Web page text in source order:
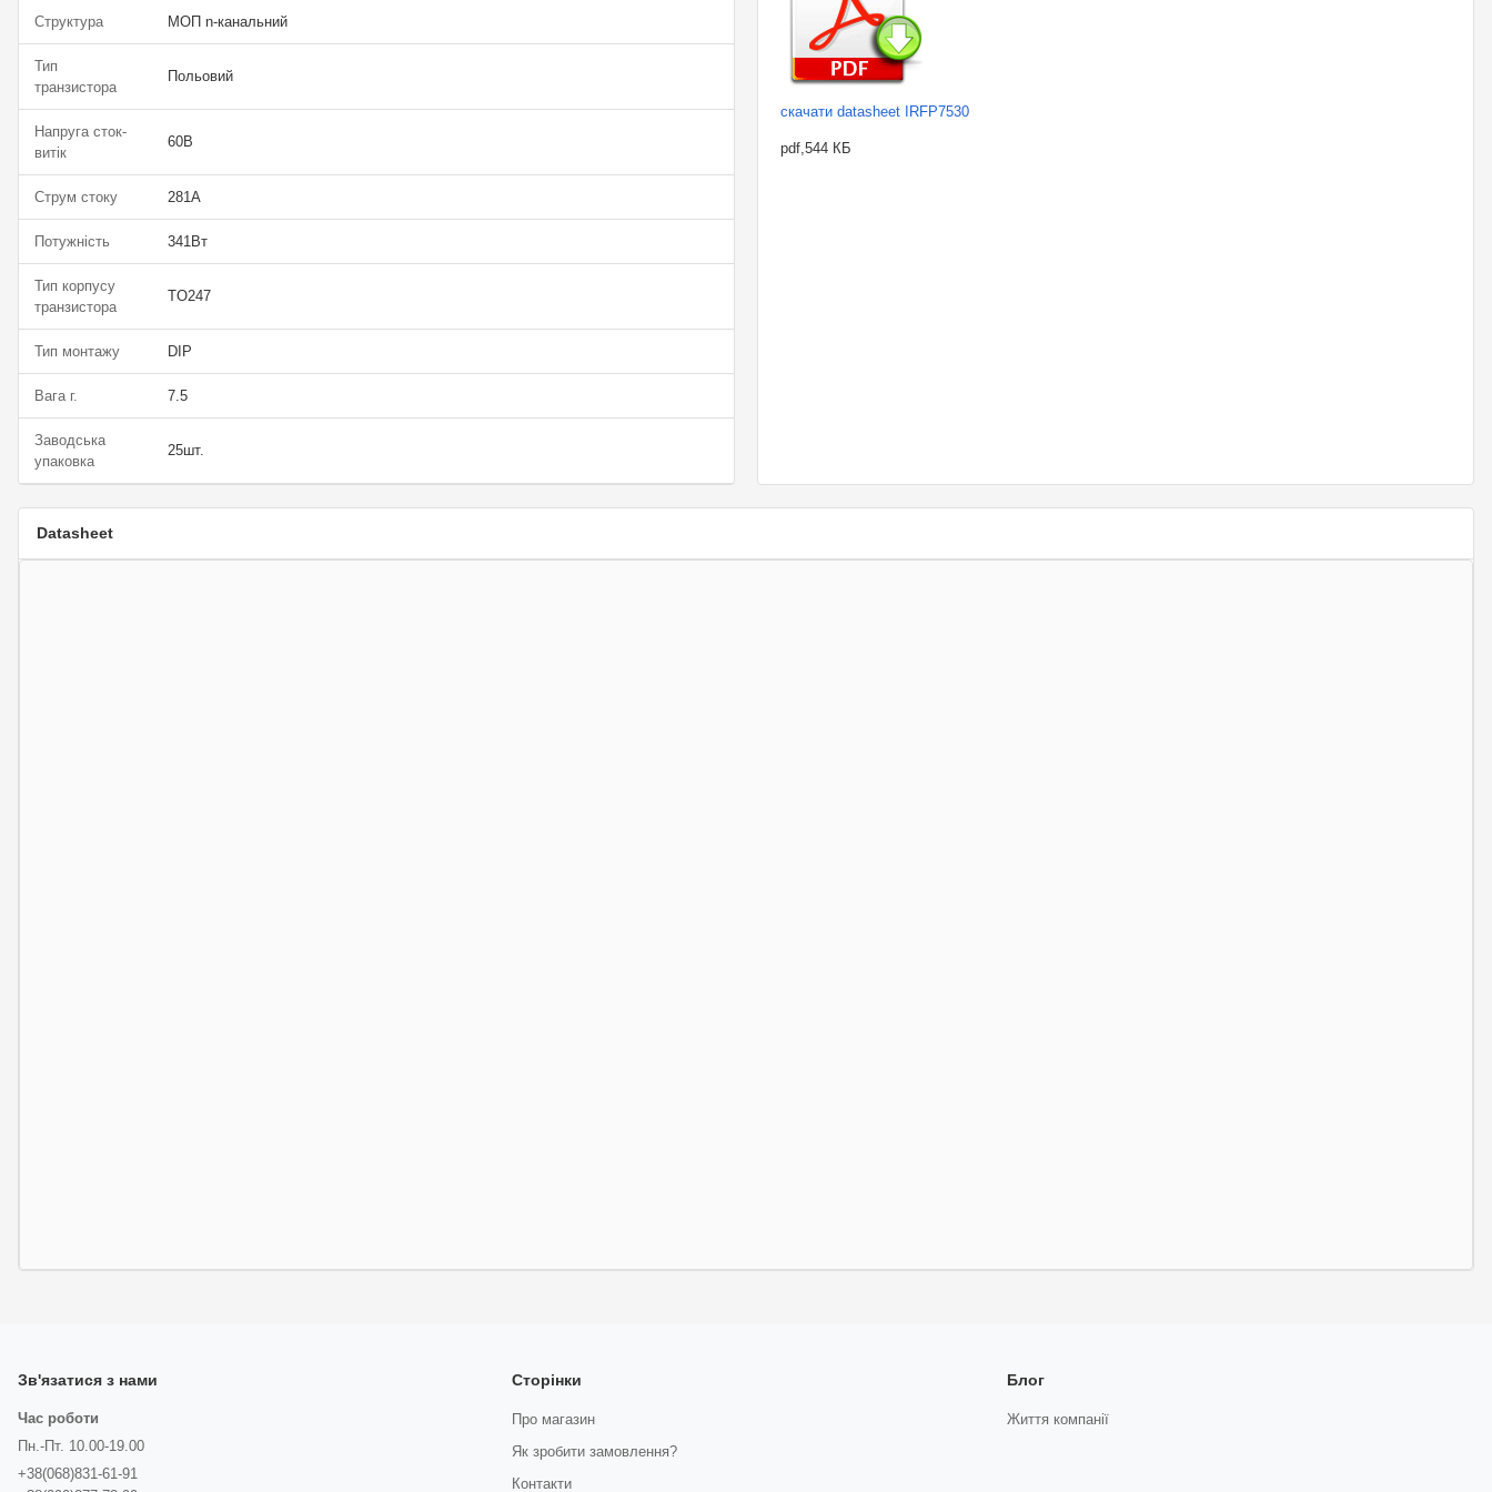
Структура МОП n-канальний
Тип
транзистора
Польовий
Напруга сток-
витік
60В
Струм стоку 281А
Потужність 341Вт
Тип корпусу
транзистора
TO247
Тип монтажу DIP
Вага г. 7.5
Заводська
упаковка
25шт.
скачати datasheet IRFP7530
pdf,544 КБ
Datasheet
Зв'язатися з нами
Час роботи
Пн.-Пт. 10.00-19.00
+38(068)831-61-91
Сторінки
Про магазин
Як зробити замовлення?
Контакти
Блог
Життя компанії